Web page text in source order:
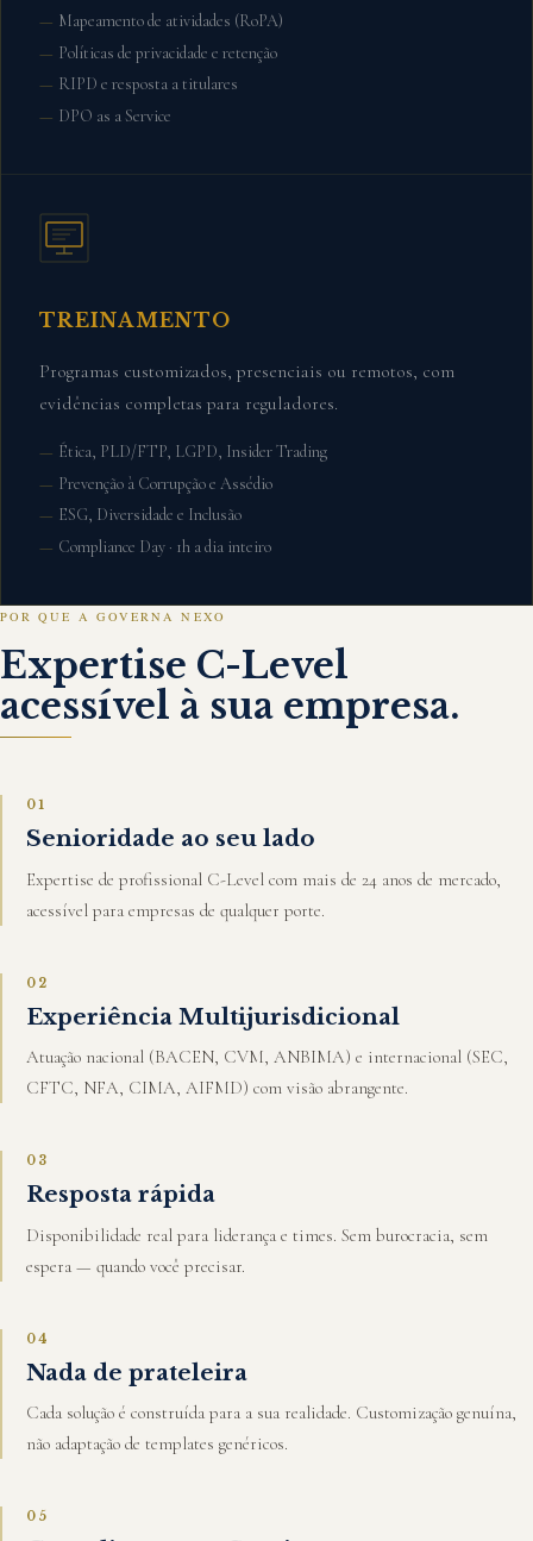
Mapeamento de atividades (RoPA)
Políticas de privacidade e retenção
RIPD e resposta a titulares
DPO as a Service
TREINAMENTO
Programas customizados, presenciais ou remotos, com
evidências completas para reguladores.
Ética, PLD/FTP, LGPD, Insider Trading
Prevenção à Corrupção e Assédio
ESG, Diversidade e Inclusão
Compliance Day · 1h a dia inteiro
POR QUE A GOVERNA NEXO
Expertise C-Level
acessível à sua empresa.
01
Senioridade ao seu lado
Expertise de profissional C-Level com mais de 24 anos de mercado,
acessível para empresas de qualquer porte.
02
Experiência Multijurisdicional
Atuação nacional (BACEN, CVM, ANBIMA) e internacional (SEC,
CFTC, NFA, CIMA, AIFMD) com visão abrangente.
03
Resposta rápida
Disponibilidade real para liderança e times. Sem burocracia, sem
espera — quando você precisar.
04
Nada de prateleira
Cada solução é construída para a sua realidade. Customização genuína,
não adaptação de templates genéricos.
05